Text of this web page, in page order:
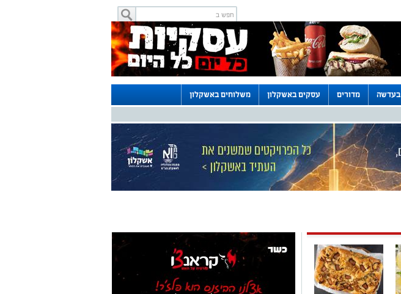
בעדשה מדורים עסקים באשקלון משלוחים באשקלון